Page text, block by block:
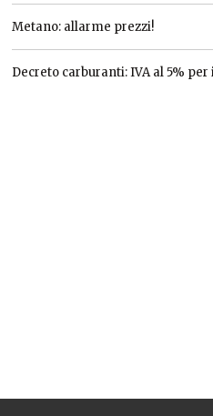
Metano: allarme prezzi!
Decreto carburanti: IVA al 5%